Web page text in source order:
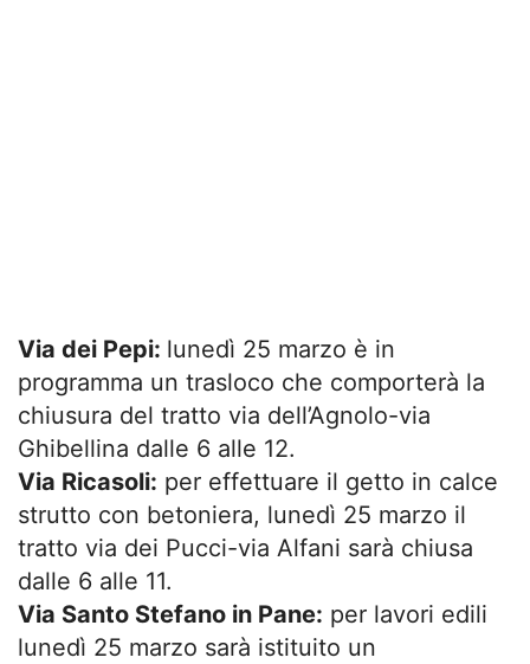
Via dei Pepi: lunedì 25 marzo è in
programma un trasloco che comporterà la
chiusura del tratto via dell’Agnolo-via
Ghibellina dalle 6 alle 12.
Via Ricasoli: per effettuare il getto in calce
strutto con betoniera, lunedì 25 marzo il
tratto via dei Pucci-via Alfani sarà chiusa
dalle 6 alle 11.
Via Santo Stefano in Pane: per lavori edili
lunedì 25 marzo sarà istituito un